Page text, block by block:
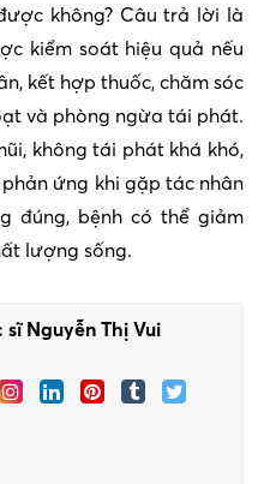
không? Câu trả lời là
kiểm soát hiệu quả nếu
kết hợp thuốc, chăm sóc
và phòng ngừa tái phát.
không tái phát khá khó,
ứng khi gặp tác nhân
đúng, bệnh có thể giảm
lượng sống.
sĩ Nguyễn Thị Vui